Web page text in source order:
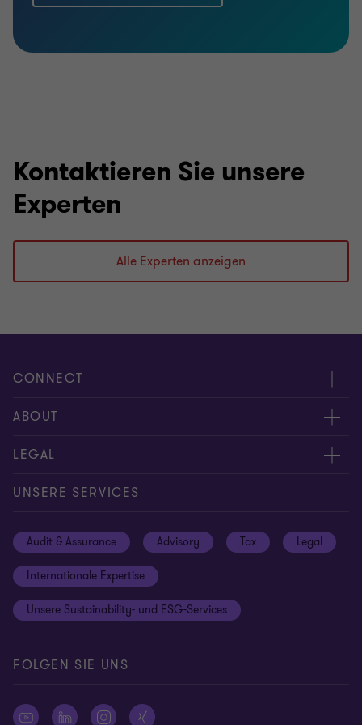
Kontaktieren Sie unsere
Experten
Alle Experten anzeigen
CONNECT
Kontakt
Experten
Hinweisgebersystem
Login
ABOUT
Über uns
Karriere
Newsletter Anmeldung
LEGAL
Impressum
Informationspflichten DS-GVO
Rechtliche Hinweise
Cookie-Einstellungen
UNSERE SERVICES
Audit & Assurance Advisory Tax Legal
Internationale Expertise
Unsere Sustainability- und ESG-Services
FOLGEN SIE UNS